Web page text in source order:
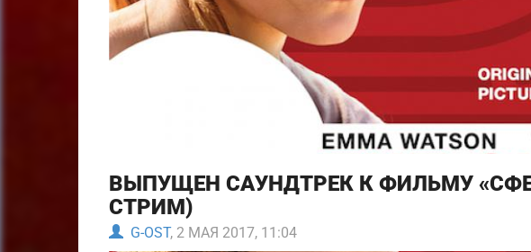
ВЫПУЩЕН САУНДТРЕК К ФИЛЬМУ
СТРИМ)
G-OST, 2 МАЯ 2017, 11:04